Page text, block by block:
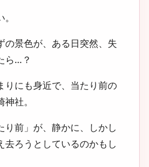
の景色が、ある日突然、失
ら…？
りにも身近で、当たり前の
社。
り前」が、静かに、しかし
去ろうとしているのかもし